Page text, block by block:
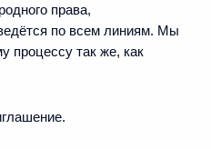
права,
по всем линиям. Мы
процессу так же, как